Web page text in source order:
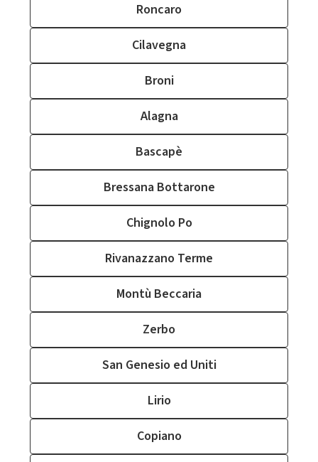
Roncaro
Cilavegna
Broni
Alagna
Bascapè
Bressana Bottarone
Chignolo Po
Rivanazzano Terme
Montù Beccaria
Zerbo
San Genesio ed Uniti
Lirio
Copiano